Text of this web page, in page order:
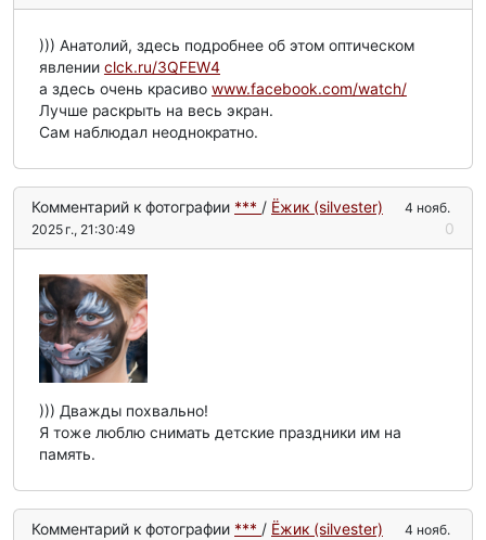
))) Анатолий, здесь подробнее об этом оптическом
явлении clck.ru/3QFEW4
а здесь очень красиво www.facebook.com/watch/
Лучше раскрыть на весь экран.
Сам наблюдал неоднократно.
Комментарий к фотографии *** / Ёжик (silvester)
4 нояб.
2025 г., 21:30:49
0
))) Дважды похвально!
Я тоже люблю снимать детские праздники им на
память.
Комментарий к фотографии *** / Ёжик (silvester)
4 нояб.